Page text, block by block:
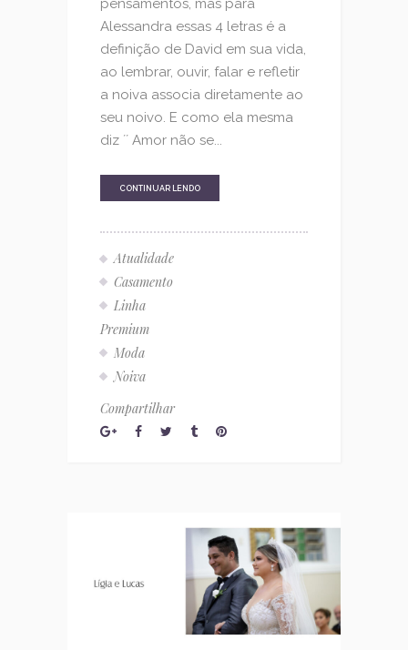
Alessandra essas 4 letras é a
definição de David em sua vida,
ao lembrar, ouvir, falar e refletir
a noiva associa diretamente ao
seu noivo. E como ela mesma
diz ´´ Amor não se...
CONTINUAR LENDO
Atualidade
Casamento
Linha
Premium
Moda
Noiva
Compartilhar